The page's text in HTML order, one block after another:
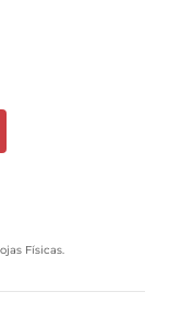
Físicas.